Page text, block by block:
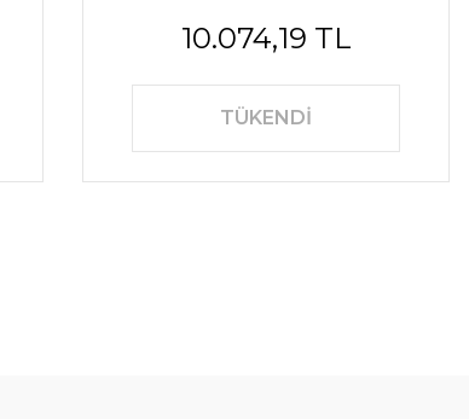
10.074,19 TL
TÜKENDİ